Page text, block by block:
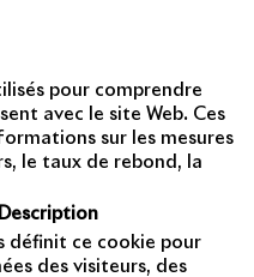
pour comprendre
avec le site Web. Ces
sur les mesures
le taux de rebond, la
Description
définit ce cookie pour
des visiteurs, des